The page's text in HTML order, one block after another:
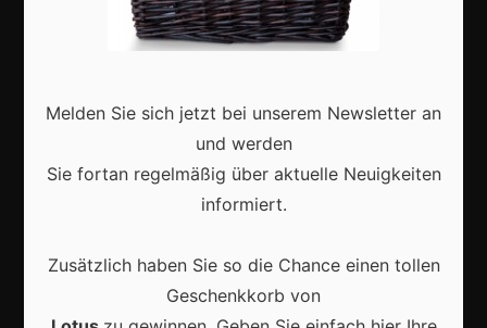
Webshops
Melden Sie sich jetzt bei unserem Newsletter an
und werden
Sie fortan regelmäßig über aktuelle Neuigkeiten
informiert.
Zusätzlich haben Sie so die Chance einen tollen
Geschenkkorb von